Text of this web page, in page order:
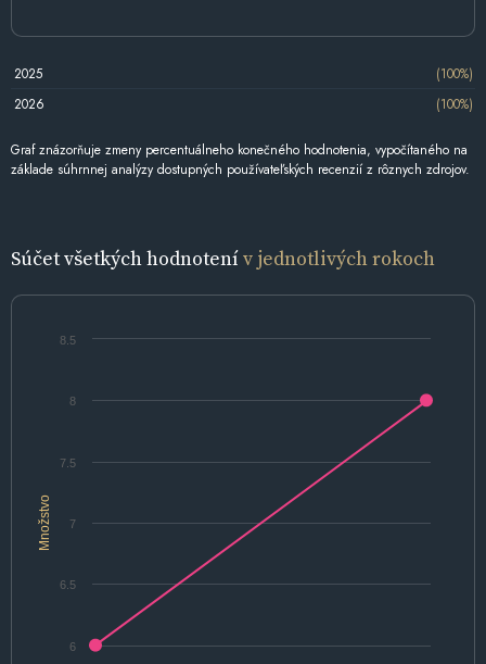
2025
(100%)
2026
(100%)
Graf znázorňuje zmeny percentuálneho konečného hodnotenia, vypočítaného na
základe súhrnnej analýzy dostupných používateľských recenzií z rôznych zdrojov.
Súčet všetkých hodnotenív jednotlivých rokoch
Množstvo
6
6.5
7
7.5
8
8.5